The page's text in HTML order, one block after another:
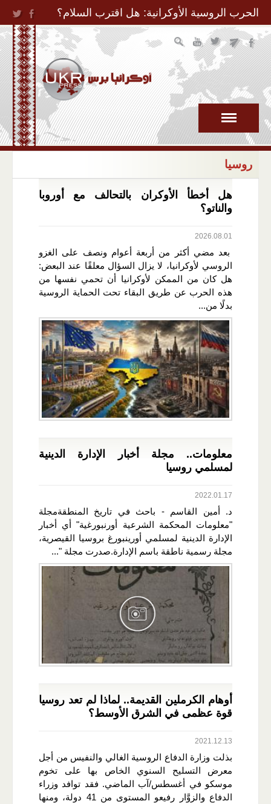
Jump to Navigation
الحرب الروسية الأوكرانية: هل اقترب السلام؟
روسيا
هل أخطأ الأوكران بالتحالف مع أوروبا
والناتو؟
2026.08.01
بعد مضي أكثر من أربعة أعوام ونصف على الغزو
الروسي لأوكرانيا، لا يزال السؤال معلقًا عند البعض:
هل كان من الممكن لأوكرانيا أن تحمي نفسها من
هذه الحرب عن طريق البقاء تحت الحماية الروسية
بدلًا من...
معلومات.. مجلة أخبار الإدارة الدينية
لمسلمي روسيا
2022.01.17
د. أمين القاسم - باحث في تاريخ المنطقةمجلة
"معلومات المحكمة الشرعية أورنبورغية" أي أخبار
الإدارة الدينية لمسلمي أورينبورغ بروسيا القيصرية،
مجلة رسمية ناطقة باسم الإدارة.صدرت مجلة "...
أوهام الكرملين القديمة.. لماذا لم تعد روسيا
قوة عظمى في الشرق الأوسط؟
2021.12.13
بذلت وزارة الدفاع الروسية الغالي والنفيس من أجل
معرض التسليح السنوي الخاص بها على تخوم
موسكو في أغسطس/آب الماضي. فقد توافد وزراء
الدفاع والزوَّار رفيعو المستوى من 41 دولة، ومنها